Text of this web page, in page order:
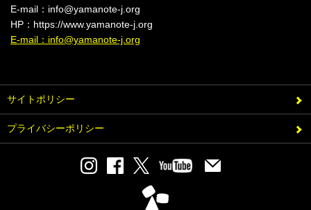
E-mail：info@yamanote-j.org
HP：https://www.yamanote-j.org
E-mail：info@yamanote-j.org
サイトポリシー
プライバシーポリシー